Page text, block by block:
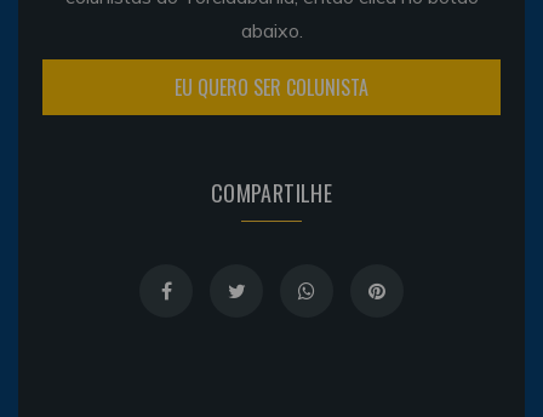
abaixo.
EU QUERO SER COLUNISTA
COMPARTILHE